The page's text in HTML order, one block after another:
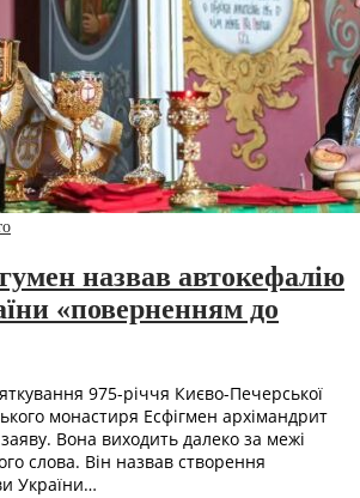
назвав автокефалію
«поверненням до
975-річчя Києво-Печерської
монастиря Есфігмен архімандрит
Вона виходить далеко за межі
слова. Він назвав створення
України…